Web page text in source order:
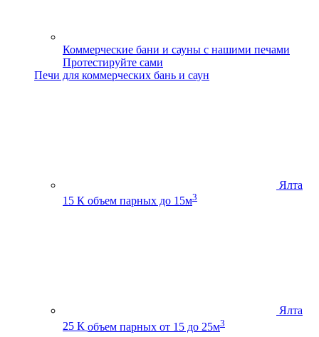
Коммерческие бани и сауны с нашими печами
Протестируйте сами
Печи для коммерческих бань и саун
Ялта
15 К объем парных до 15м3
Ялта
25 К объем парных от 15 до 25м3